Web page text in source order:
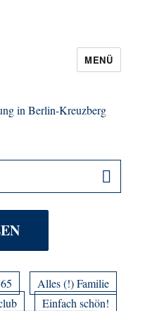
in
MENÜ
Alles (!) Familie
Einfach schön!